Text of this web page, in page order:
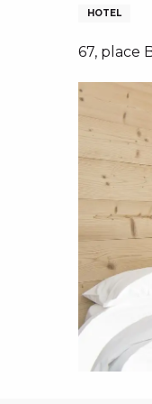
GROEPEN,HOTEL
67, place